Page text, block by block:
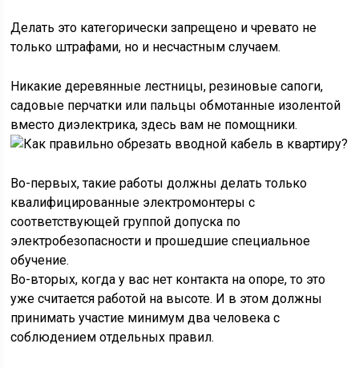
Делать это категорически запрещено и чревато не
только штрафами, но и несчастным случаем.
Никакие деревянные лестницы, резиновые сапоги,
садовые перчатки или пальцы обмотанные изолентой
вместо диэлектрика, здесь вам не помощники.
Во-первых, такие работы должны делать только
квалифицированные электромонтеры с
соответствующей группой допуска по
электробезопасности и прошедшие специальное
обучение.
Во-вторых, когда у вас нет контакта на опоре, то это
уже считается работой на высоте. И в этом должны
принимать участие минимум два человека с
соблюдением отдельных правил.